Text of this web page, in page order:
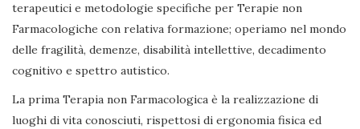
terapeutici e metodologie specifiche per Terapie non
Farmacologiche con relativa formazione; operiamo nel mondo
delle fragilità, demenze, disabilità intellettive, decadimento
cognitivo e spettro autistico.
La prima Terapia non Farmacologica è la realizzazione di
luoghi di vita conosciuti, rispettosi di ergonomia fisica ed